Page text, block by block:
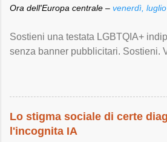
Ora dell'Europa centrale – venerdì,
Sostieni una testata LGBTQIA+
senza banner pubblicitari. Sostieni.
Lo stigma sociale di certe
l'incognita IA